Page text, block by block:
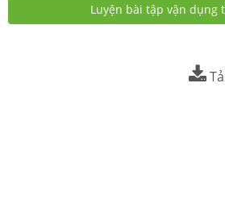
Luyện bài tập vận dụng